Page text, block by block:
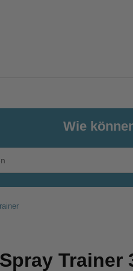
Wie
Trainer